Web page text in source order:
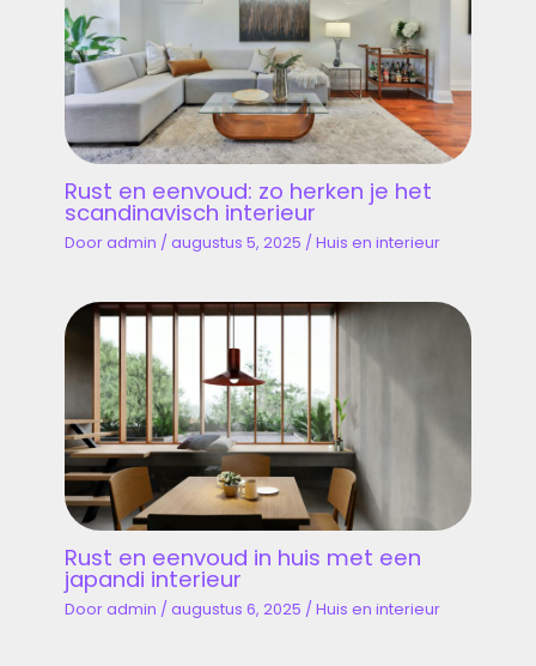
Rust en eenvoud: zo herken je het
scandinavisch interieur
Dooradmin /augustus 5, 2025 /Huis en interieur
Rust en eenvoud in huis met een
japandi interieur
Dooradmin /augustus 6, 2025 /Huis en interieur